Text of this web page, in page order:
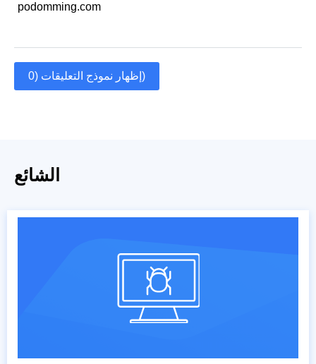
podomming.com
إظهار نموذج التعليقات (0)
الشائع